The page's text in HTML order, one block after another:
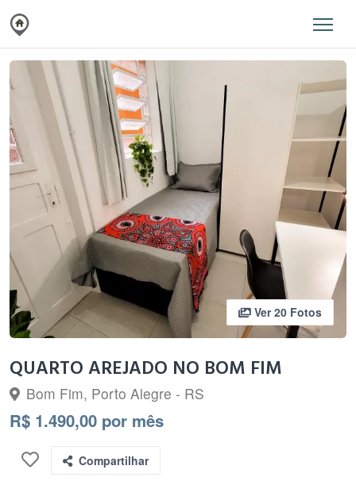
Ver 20 Fotos
QUARTO AREJADO NO BOM FIM
Bom Fim, Porto Alegre - RS
R$ 1.490,00 por mês
Compartilhar